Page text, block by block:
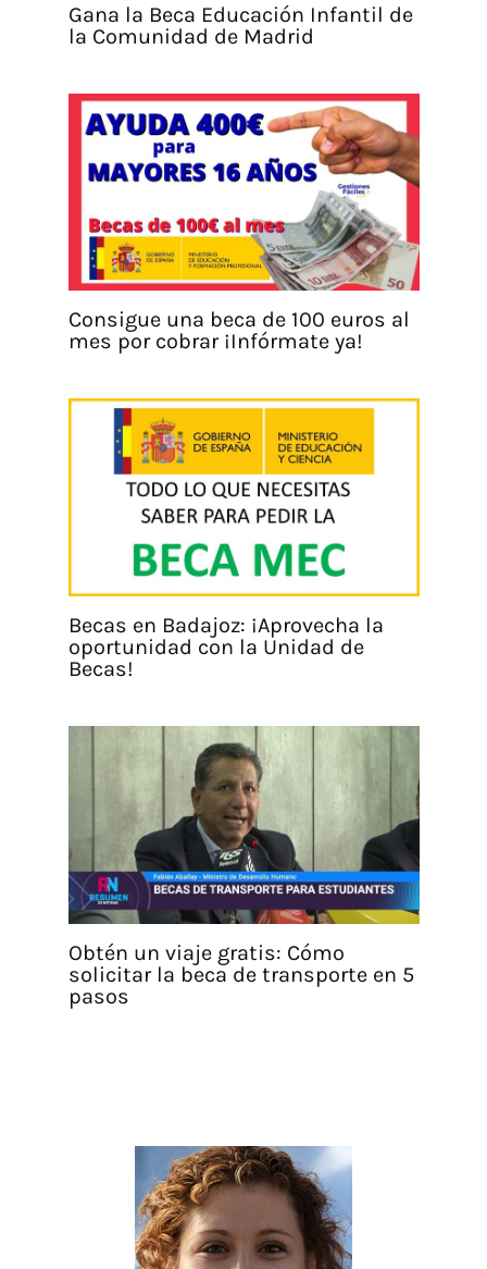
Gana la Beca Educación Infantil de
la Comunidad de Madrid
Consigue una beca de 100 euros al
mes por cobrar ¡Infórmate ya!
Becas en Badajoz: ¡Aprovecha la
oportunidad con la Unidad de
Becas!
Obtén un viaje gratis: Cómo
solicitar la beca de transporte en 5
pasos